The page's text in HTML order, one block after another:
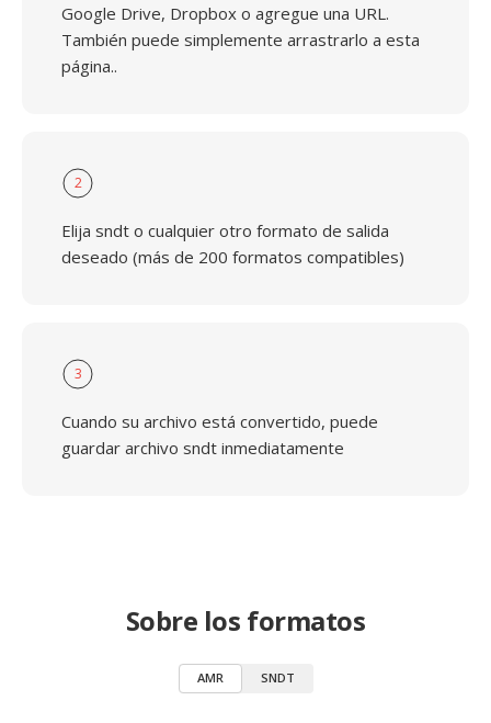
Google Drive, Dropbox o agregue una URL.
También puede simplemente arrastrarlo a esta
página..
2
Elija sndt o cualquier otro formato de salida
deseado (más de 200 formatos compatibles)
3
Cuando su archivo está convertido, puede
guardar archivo sndt inmediatamente
Sobre los formatos
AMR SNDT